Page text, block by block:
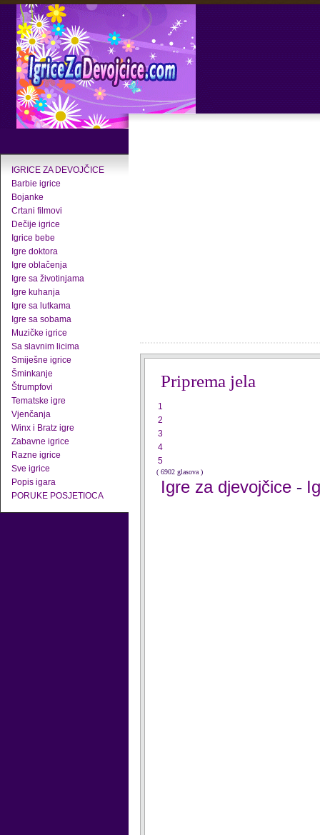
IGRICE ZA DEVOJČICE
Barbie igrice
Bojanke
Crtani filmovi
Dečije igrice
Igrice bebe
Igre doktora
Igre oblačenja
Igre sa životinjama
Igre kuhanja
Igre sa lutkama
Igre sa sobama
Muzičke igrice
Sa slavnim licima
Smiješne igrice
Šminkanje
Štrumpfovi
Tematske igre
Vjenčanja
Winx i Bratz igre
Zabavne igrice
Razne igrice
Sve igrice
Popis igara
PORUKE POSJETIOCA
Priprema jela
1
2
3
4
5
( 6902 glasova )
Igre za djevojčice -